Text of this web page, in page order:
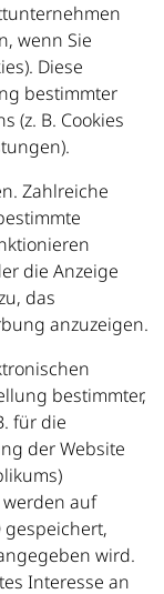
wenn Sie
Diese
bestimmter
(z. B. Cookies
Zahlreiche
die Anzeige
das
anzuzeigen.
bestimmter,
für die
der Website
auf
gespeichert,
wird.
Interesse an